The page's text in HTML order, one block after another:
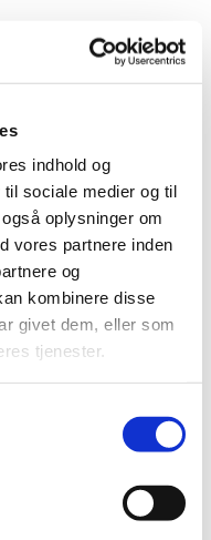
indhold og
sociale medier og til
oplysninger om
vores partnere inden
og
kombinere disse
givet dem, eller som
tjenester.
især hvis vinteren er
i antallet af flåter